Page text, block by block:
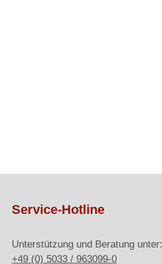
Service-Hotline
Unterstützung und Beratung unter:
+49 (0) 5033 / 963099-0